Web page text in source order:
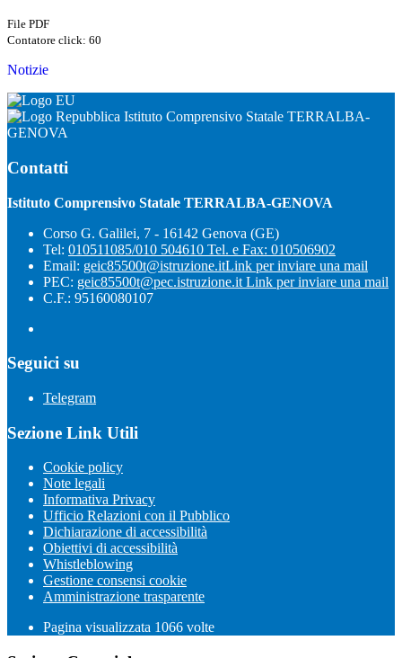
File PDF
Contatore click: 60
Notizie
Istituto Comprensivo Statale TERRALBA-
GENOVA
Contatti
Istituto Comprensivo Statale TERRALBA-GENOVA
Corso G. Galilei, 7 - 16142 Genova (GE)
Tel: 010511085/010 504610 Tel. e Fax: 010506902
Email: geic85500t@istruzione.itLink per inviare una mail
PEC: geic85500t@pec.istruzione.it Link per inviare una mail
C.F.: 95160080107
Seguici su
Telegram
Sezione Link Utili
Cookie policy
Note legali
Informativa Privacy
Ufficio Relazioni con il Pubblico
Dichiarazione di accessibilità
Obiettivi di accessibilità
Whistleblowing
Gestione consensi cookie
Amministrazione trasparente
Pagina visualizzata 1066 volte